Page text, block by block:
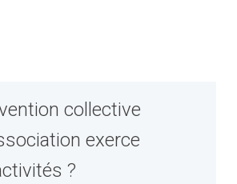
collective
exerce
?